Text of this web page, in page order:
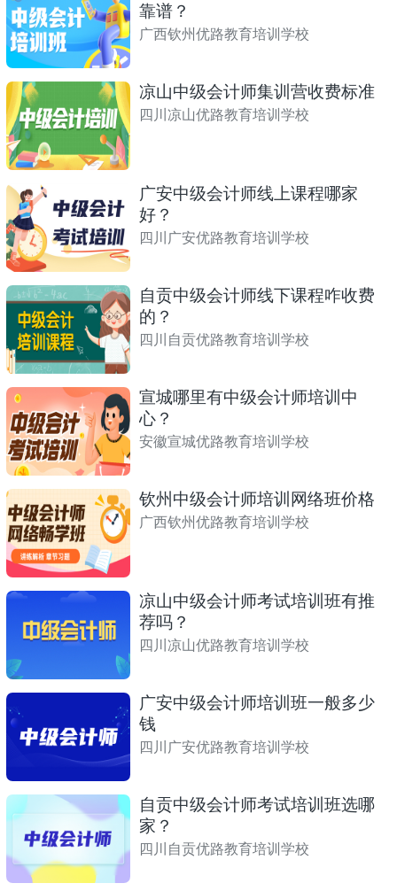
靠谱？
广西钦州优路教育培训学校
凉山中级会计师集训营收费标准
四川凉山优路教育培训学校
广安中级会计师线上课程哪家
好？
四川广安优路教育培训学校
自贡中级会计师线下课程咋收费
的？
四川自贡优路教育培训学校
宣城哪里有中级会计师培训中
心？
安徽宣城优路教育培训学校
钦州中级会计师培训网络班价格
广西钦州优路教育培训学校
凉山中级会计师考试培训班有推
荐吗？
四川凉山优路教育培训学校
广安中级会计师培训班一般多少
钱
四川广安优路教育培训学校
自贡中级会计师考试培训班选哪
家？
四川自贡优路教育培训学校